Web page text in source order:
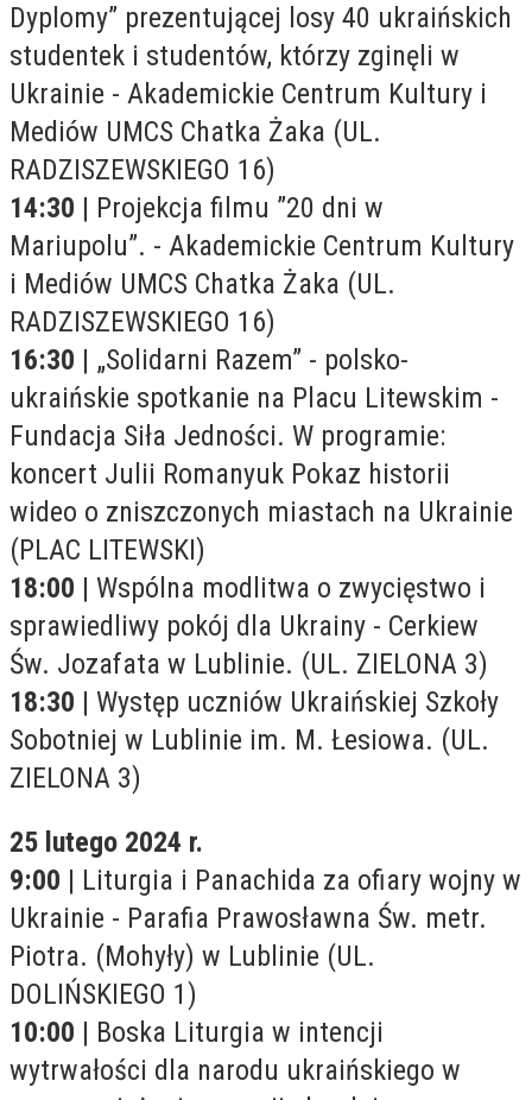
Dyplomy” prezentującej losy 40 ukraińskich
studentek i studentów, którzy zginęli w
Ukrainie - Akademickie Centrum Kultury i
Mediów UMCS Chatka Żaka (UL.
RADZISZEWSKIEGO 16)
14:30 | Projekcja filmu ”20 dni w
Mariupolu”. - Akademickie Centrum Kultury
i Mediów UMCS Chatka Żaka (UL.
RADZISZEWSKIEGO 16)
16:30 | „Solidarni Razem” - polsko-
ukraińskie spotkanie na Placu Litewskim -
Fundacja Siła Jedności. W programie:
koncert Julii Romanyuk Pokaz historii
wideo o zniszczonych miastach na Ukrainie
(PLAC LITEWSKI)
18:00 | Wspólna modlitwa o zwycięstwo i
sprawiedliwy pokój dla Ukrainy - Cerkiew
Św. Jozafata w Lublinie. (UL. ZIELONA 3)
18:30 | Występ uczniów Ukraińskiej Szkoły
Sobotniej w Lublinie im. M. Łesiowa. (UL.
ZIELONA 3)
25 lutego 2024 r.
9:00 | Liturgia i Panachida za ofiary wojny w
Ukrainie - Parafia Prawosławna Św. metr.
Piotra. (Mohyły) w Lublinie (UL.
DOLIŃSKIEGO 1)
10:00 | Boska Liturgia w intencji
wytrwałości dla narodu ukraińskiego w